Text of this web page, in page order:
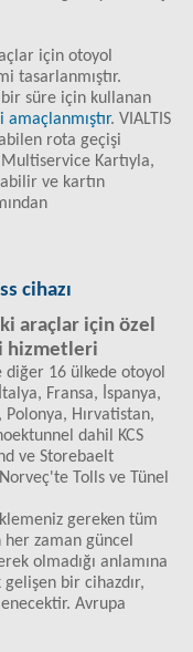
için otoyol
tasarlanmıştır.
bir süre için kullanan
. VIALTIS
rota geçişi
Kartıyla,
ve kartın
cihazı
araçlar için özel
hizmetleri
16 ülkede otoyol
Fransa, İspanya,
Hırvatistan,
dahil KCS
ve Storebaelt
Tolls ve Tünel
gereken tüm
zaman güncel
olmadığı anlamına
bir cihazdır,
Avrupa